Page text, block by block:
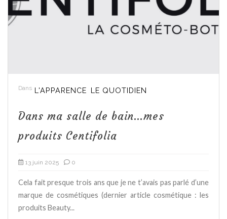
Dans L'APPARENCE LE QUOTIDIEN
Dans ma salle de bain…mes
produits Centifolia
13 juin 2025 0
Cela fait presque trois ans que je ne t’avais pas parlé d’une
marque de cosmétiques (dernier article cosmétique : les
produits Beauty...